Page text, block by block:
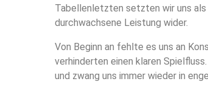
Tabellenletzten setzten wir uns als
durchwachsene Leistung wider.
Von Beginn an fehlte es uns an
verhinderten einen klaren
und zwang uns immer wieder in